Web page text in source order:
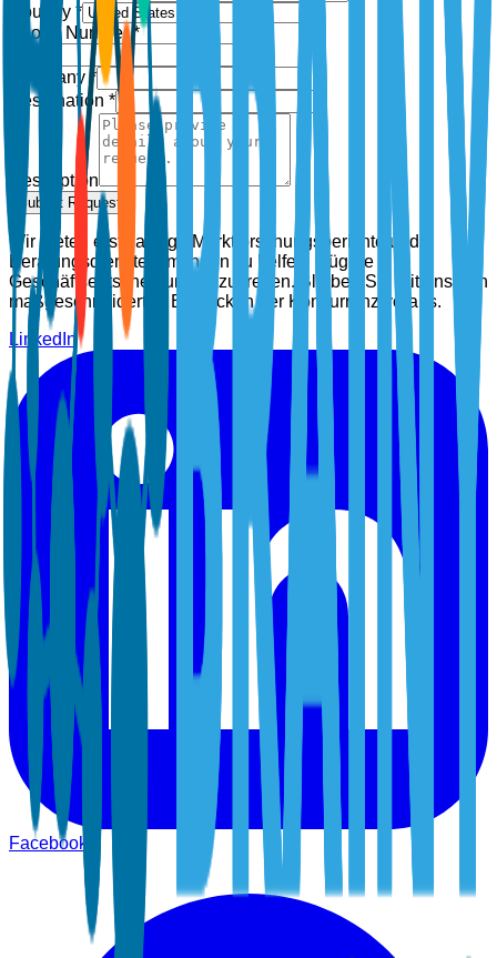
Country *
Phone Number *
Company *
Designation *
Description
Submit Request
Wir bieten erstklassige Marktforschungsberichte und
Beratungsdienste, um Ihnen zu helfen, klügere
Geschäftsentscheidungen zu treffen. Bleiben Sie mit unseren
maßgeschneiderten Einblicken der Konkurrenz voraus.
LinkedIn
Facebook